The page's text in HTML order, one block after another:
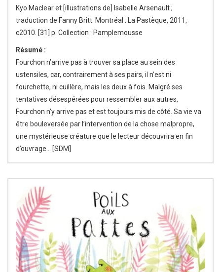
Kyo Maclear et [illustrations de] Isabelle Arsenault ;
traduction de Fanny Britt. Montréal : La Pastèque, 2011,
c2010. [31] p. Collection : Pamplemousse
Résumé :
Fourchon n’arrive pas à trouver sa place au sein des
ustensiles, car, contrairement à ses pairs, il n’est ni
fourchette, ni cuillère, mais les deux à fois. Malgré ses
tentatives désespérées pour ressembler aux autres,
Fourchon n’y arrive pas et est toujours mis de côté. Sa vie va
être bouleversée par l’intervention de la chose malpropre,
une mystérieuse créature que le lecteur découvrira en fin
d’ouvrage… [SDM]